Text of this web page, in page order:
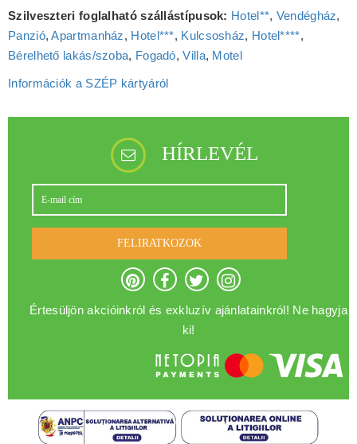
Szilveszteri foglalható szállástípusok: Hotel**, Vendégház,
Panzió,Apartmanház, Hotel***, Kulcsosház, Hotel****,
Bérelhető lakás/szoba, Fogadó,Villa, Motel
Információk a SZÉP kártyáról
HÍRLEVÉL
FELIRATKOZOK
Értesüljön akcióinkról és exkluzív ajánlatainkról! Ne hagyja
ki!